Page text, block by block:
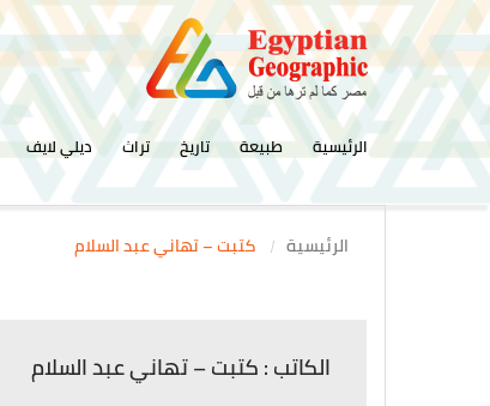
الرئيسية طبيعة تاريخ تراث ديلي لايف
الرئيسية كتبت – تهاني عبد السلام
الكاتب : كتبت – تهاني عبد السلام